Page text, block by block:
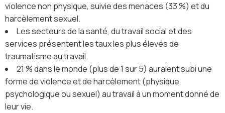
violence non physique, suivie des menaces (33 %) et du
harcèlement sexuel.
Les secteurs de la santé, du travail social et des
services présentent les taux les plus élevés de
traumatisme au travail.
21 % dans le monde (plus de 1 sur 5) auraient subi une
forme de violence et de harcèlement (physique,
psychologique ou sexuel) au travail à un moment donné de
leur vie.